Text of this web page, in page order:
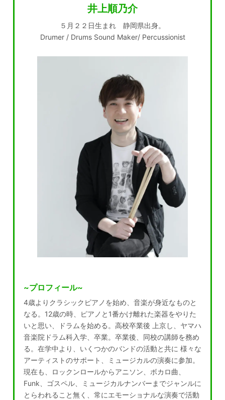
井上順乃介
５月２２日生まれ 静岡県出身。
Drumer / Drums Sound Maker/ Percussionist
~プロフィール~
4歳よりクラシックピアノを始め、音楽が身近なものと
なる。12歳の時、ピアノと1番かけ離れた楽器をやりた
いと思い、ドラムを始める。高校卒業後 上京し、ヤマハ
音楽院ドラム科入学、卒業。卒業後、同校の講師を務め
る。在学中より、いくつかのバンドの活動と共に 様々な
アーティストのサポート、ミュージカルの演奏に参加。
現在も、ロックンロールからアニソン、ボカロ曲、
Funk、ゴスペル、ミュージカルナンバーまでジャンルに
とらわれること無く、常にエモーショナルな演奏で活動